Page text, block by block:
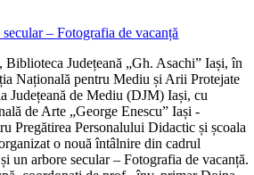
– Fotografia de vacanță
Biblioteca Județeană „Gh. Asachi” Iași, în
Națională pentru Mediu și Arii Protejate
de Mediu (DJM) Iași, cu
de Arte „George Enescu” Iași -
Pregătirea Personalului Didactic și școala
o nouă întâlnire din cadrul
un arbore secular – Fotografia de vacanță.